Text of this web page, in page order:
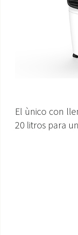
El ùnico con
20 litros para